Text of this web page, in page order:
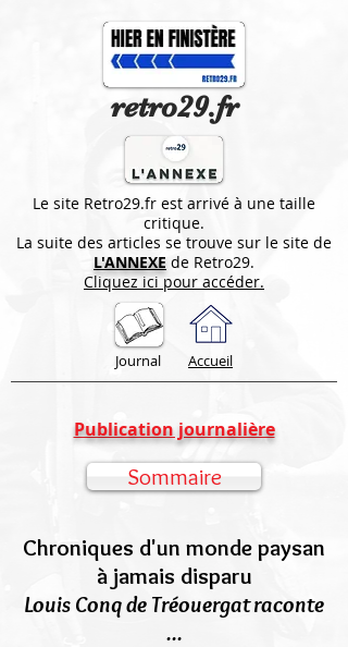
retro29.fr
Le site Retro29.fr est arrivé à une taille
critique.
La suite des articles se trouve sur le site de
L'ANNEXE de Retro29.
Cliquez ici pour accéder.
Journal Accueil
Publication journalière
Sommaire
Chroniques d'un monde paysan
à jamais disparu
Louis Conq de Tréouergat raconte
...